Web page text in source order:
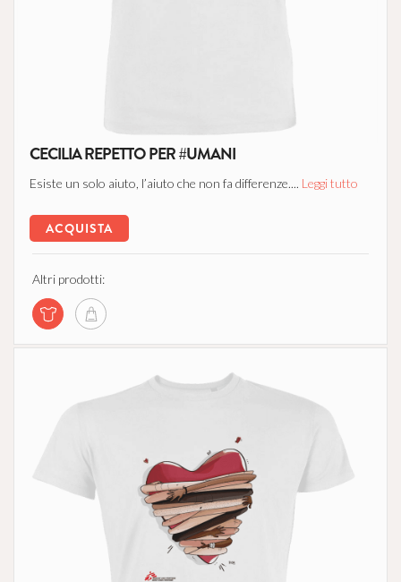
CECILIA REPETTO PER #UMANI
Esiste un solo aiuto, l’aiuto che non fa differenze.... Leggi tutto
ACQUISTA
Altri prodotti: